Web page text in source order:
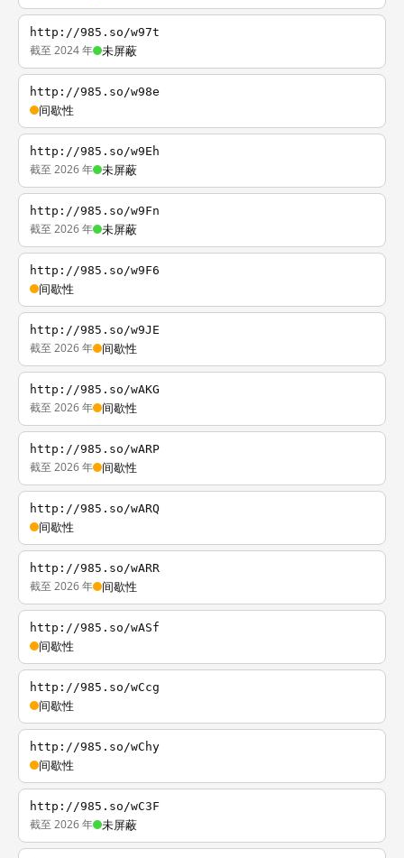
http://985.so/w97t
截至 2024 年 未屏蔽
http://985.so/w98e
间歇性
http://985.so/w9Eh
截至 2026 年 未屏蔽
http://985.so/w9Fn
截至 2026 年 未屏蔽
http://985.so/w9F6
间歇性
http://985.so/w9JE
截至 2026 年 间歇性
http://985.so/wAKG
截至 2026 年 间歇性
http://985.so/wARP
截至 2026 年 间歇性
http://985.so/wARQ
间歇性
http://985.so/wARR
截至 2026 年 间歇性
http://985.so/wASf
间歇性
http://985.so/wCcg
间歇性
http://985.so/wChy
间歇性
http://985.so/wC3F
截至 2026 年 未屏蔽